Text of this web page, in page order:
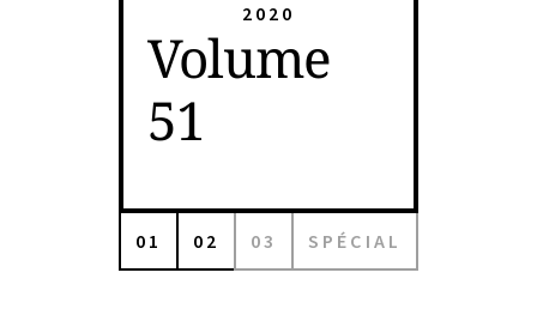
2020
Volume
51
01 02 03 SPÉCIAL